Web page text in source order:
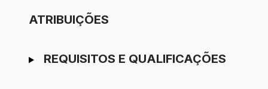
ATRIBUIÇÕES
REQUISITOS E QUALIFICAÇÕES